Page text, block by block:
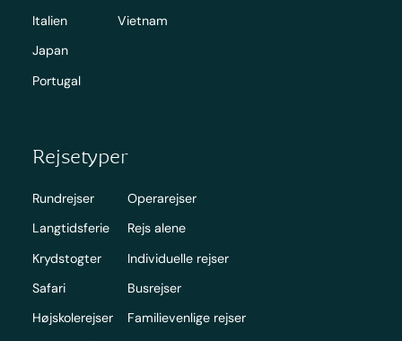
Italien
Japan
Portugal
Vietnam
Rejsetyper
Rundrejser
Langtidsferie
Krydstogter
Safari
Højskolerejser
Operarejser
Rejs alene
Individuelle rejser
Busrejser
Familievenlige rejser